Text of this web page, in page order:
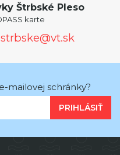
Štrbské Pleso
karte
strbske@vt.sk
mailovej schránky?
PRIHLÁSIŤ